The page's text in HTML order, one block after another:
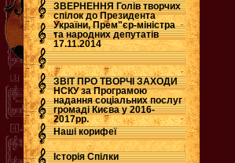
ЗВЕРНЕННЯ Голів творчих
спілок до Президента
України, Прем"єр-міністра
та народних депутатів
17.11.2014
.
ЗВІТ ПРО ТВОРЧІ ЗАХОДИ
НСКУ за Програмою
надання соціальних послуг
громаді Києва у 2016-
2017рр.
.
Наші корифеї
Історія Спілки